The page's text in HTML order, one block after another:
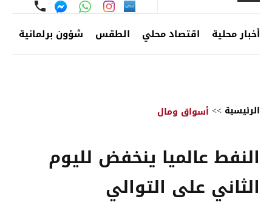
أخبار محلية اقتصاد محلي الطقس شؤون برلمانية
الرئيسية >> أسواق ومال
النفط عالميا ينخفض لليوم
الثاني على التوالي